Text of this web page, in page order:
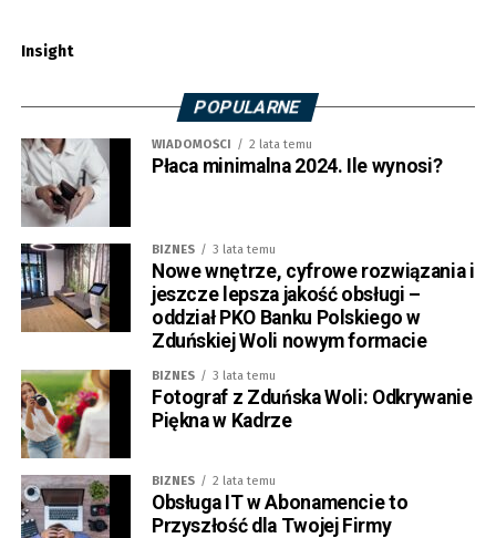
Insight
POPULARNE
WIADOMOŚCI 2 lata temu
Płaca minimalna 2024. Ile wynosi?
BIZNES 3 lata temu
Nowe wnętrze, cyfrowe rozwiązania i
jeszcze lepsza jakość obsługi –
oddział PKO Banku Polskiego w
Zduńskiej Woli nowym formacie
BIZNES 3 lata temu
Fotograf z Zduńska Woli: Odkrywanie
Piękna w Kadrze
BIZNES 2 lata temu
Obsługa IT w Abonamencie to
Przyszłość dla Twojej Firmy